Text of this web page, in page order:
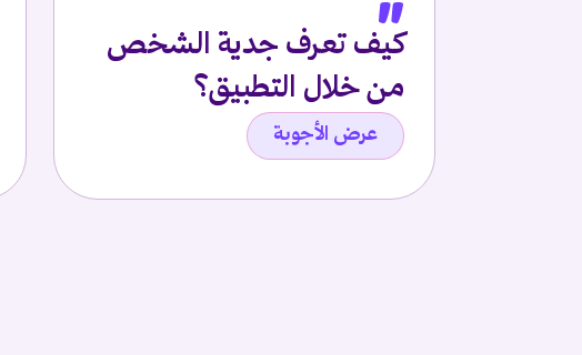
كيف تعرف جدية الشخص
من خلال التطبيق؟
عرض الأجوبة